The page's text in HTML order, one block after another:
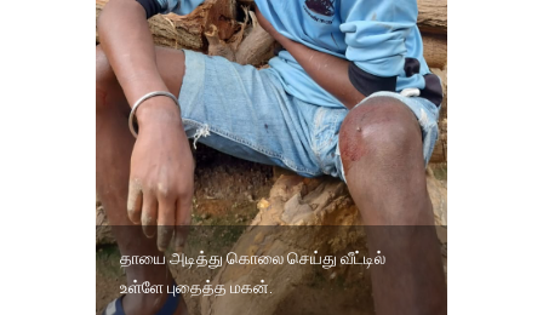
தாயை அடித்து கொலை செய்து வீட்டில்
உள்ளே புதைத்த மகன்.